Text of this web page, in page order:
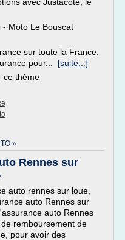
- Moto Le Bouscat
sur toute la France.
pour... [suite...]
ce thème
»
Rennes sur
auto rennes sur loue,
auto Rennes sur
auto Rennes
remboursement de
pour avoir des